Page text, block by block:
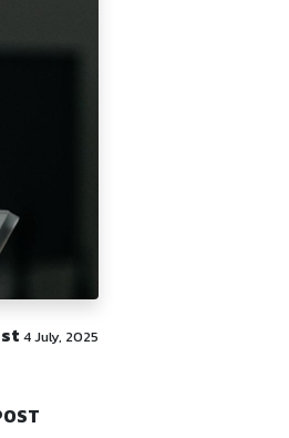
4 July, 2025